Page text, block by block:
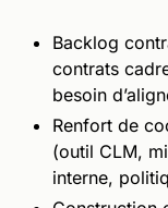
Backlog
contrats
besoin
Renfort de
(outil CLM,
interne,